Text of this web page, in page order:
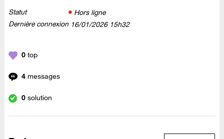
Statut
Hors ligne
Dernière connexion ‎16/01/2026 15h32
0 top
4 messages
0 solution